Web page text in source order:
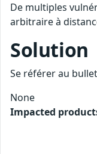
De multiples
arbitraire à
Solution
Se référer au
None
Impacted